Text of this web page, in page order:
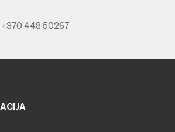
+370 448 50267